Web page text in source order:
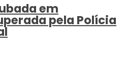
em
pela Polícia